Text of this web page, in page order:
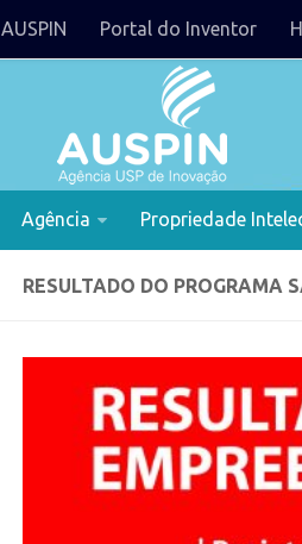
AUSPIN Portal do Inventor
Agência Propriedade
RESULTADO DO PROGRAMA